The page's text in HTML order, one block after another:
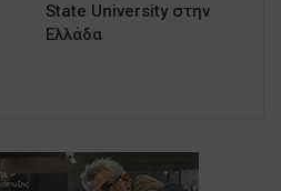
State University στην
Ελλάδα